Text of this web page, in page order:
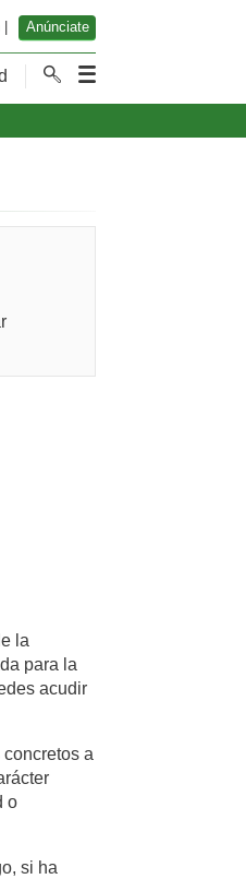
| Anúnciate
la
para la
acudir
a
o
si ha